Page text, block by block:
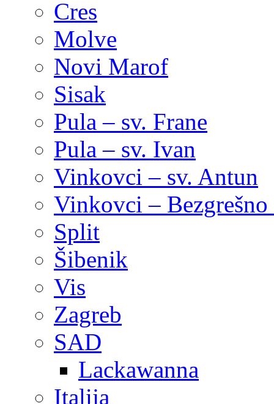
Cres
Molve
Novi Marof
Sisak
Pula – sv. Frane
Pula – sv. Ivan
Vinkovci – sv. Antun
Vinkovci –
Split
Šibenik
Vis
Zagreb
SAD
Lackawanna
Italija